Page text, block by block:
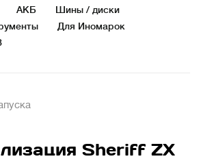
АКБ
Шины / диски
Для Иномарок
Sheriff ZX